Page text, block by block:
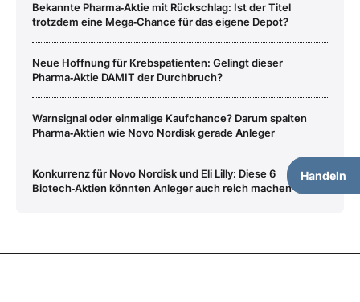
Handeln
Bekannte Pharma‑Aktie mit Rückschlag: Ist der Titel
trotzdem eine Mega‑Chance für das eigene Depot?
Neue Hoffnung für Krebspatienten: Gelingt dieser
Pharma‑Aktie DAMIT der Durchbruch?
Warnsignal oder einmalige Kaufchance? Darum spalten
Pharma‑Aktien wie Novo Nordisk gerade Anleger
Konkurrenz für Novo Nordisk und Eli Lilly: Diese 6
Biotech‑Aktien könnten Anleger auch reich machen